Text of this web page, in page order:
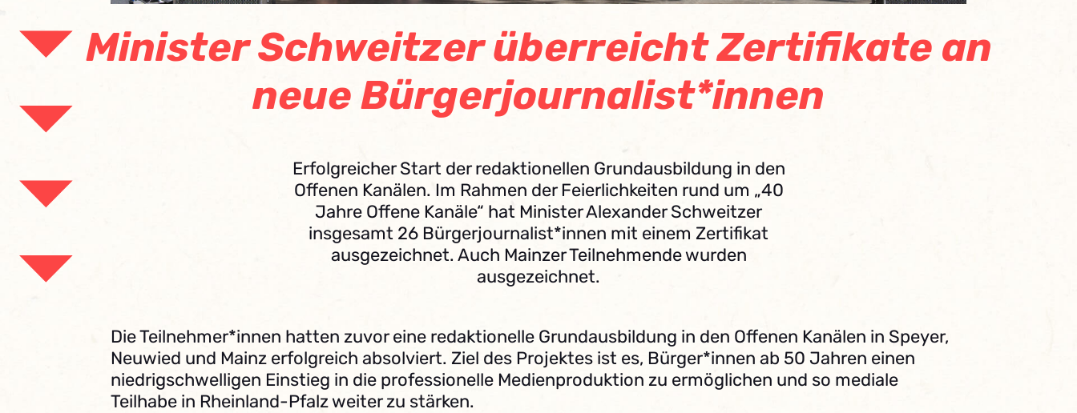
Minister Schweitzer überreicht Zertifikate an
neue Bürgerjournalist*innen
Erfolgreicher Start der redaktionellen Grundausbildung in den
Offenen Kanälen. Im Rahmen der Feierlichkeiten rund um „40
Jahre Offene Kanäle“ hat Minister Alexander Schweitzer
insgesamt 26 Bürgerjournalist*innen mit einem Zertifikat
ausgezeichnet. Auch Mainzer Teilnehmende wurden
ausgezeichnet.
Die Teilnehmer*innen hatten zuvor eine redaktionelle Grundausbildung in den Offenen Kanälen in Speyer,
Neuwied und Mainz erfolgreich absolviert. Ziel des Projektes ist es, Bürger*innen ab 50 Jahren einen
niedrigschwelligen Einstieg in die professionelle Medienproduktion zu ermöglichen und so mediale
Teilhabe in Rheinland-Pfalz weiter zu stärken.